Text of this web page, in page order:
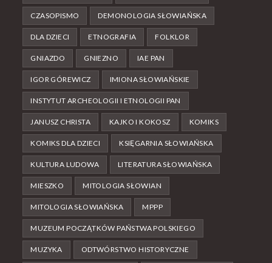
CZASOPISMO DEMONOLOGIA SŁOWIAŃSKA
DLA DZIECI ETNOGRAFIA FOLKLOR
GNIAZDO GNIEZNO IAE PAN
IGOR GÓREWICZ IMIONA SŁOWIAŃSKIE
INSTYTUT ARCHEOLOGII I ETNOLOGII PAN
JANUSZ CHRISTA KAJKO I KOKOSZ KOMIKS
KOMIKS DLA DZIECI KSIĘGARNIA SŁOWIAŃSKA
KULTURA LUDOWA LITERATURA SŁOWIAŃSKA
MIESZKO MITOLOGIA SŁOWIAN
MITOLOGIA SŁOWIAŃSKA MPPP
MUZEUM POCZĄTKÓW PAŃSTWA POLSKIEGO
MUZYKA ODTWÓRSTWO HISTORYCZNE